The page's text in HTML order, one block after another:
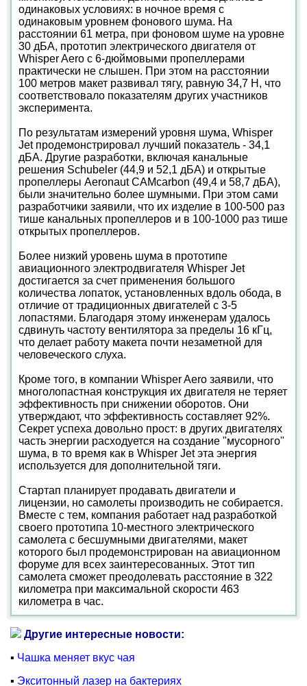
одинаковых условиях: в ночное время с
одинаковым уровнем фонового шума. На
расстоянии 61 метра, при фоновом шуме на уровне
30 дБА, прототип электрического двигателя от
Whisper Aero с 6-дюймовыми пропеллерами
практически не слышен. При этом на расстоянии
100 метров макет развивал тягу, равную 34,7 Н, что
соответствовало показателям других участников
эксперимента.
По результатам измерений уровня шума, Whisper
Jet продемонстрировал лучший показатель - 34,1
дБА. Другие разработки, включая канальные
решения Schubeler (44,9 и 52,1 дБА) и открытые
пропеллеры Aeronaut CAMcarbon (49,4 и 58,7 дБА),
были значительно более шумными. При этом сами
разработчики заявили, что их изделие в 100-500 раз
тише канальных пропеллеров и в 100-1000 раз тише
открытых пропеллеров.
Более низкий уровень шума в прототипе
авиационного электродвигателя Whisper Jet
достигается за счет применения большого
количества лопаток, установленных вдоль обода, в
отличие от традиционных двигателей с 3-5
лопастями. Благодаря этому инженерам удалось
сдвинуть частоту вентилятора за пределы 16 кГц,
что делает работу макета почти незаметной для
человеческого слуха.
Кроме того, в компании Whisper Aero заявили, что
многолопастная конструкция их двигателя не теряет
эффективность при снижении оборотов. Они
утверждают, что эффективность составляет 92%.
Секрет успеха довольно прост: в других двигателях
часть энергии расходуется на создание "мусорного"
шума, в то время как в Whisper Jet эта энергия
используется для дополнительной тяги.
Стартап планирует продавать двигатели и
лицензии, но самолеты производить не собирается.
Вместе с тем, компания работает над разработкой
своего прототипа 10-местного электрического
самолета с бесшумными двигателями, макет
которого был продемонстрирован на авиационном
форуме для всех заинтересованных. Этот тип
самолета сможет преодолевать расстояние в 322
километра при максимальной скорости 463
километра в час.
Другие интересные новости:
▪ Чашка меняет вкус чая
▪ Экситонный лазер на бактериях